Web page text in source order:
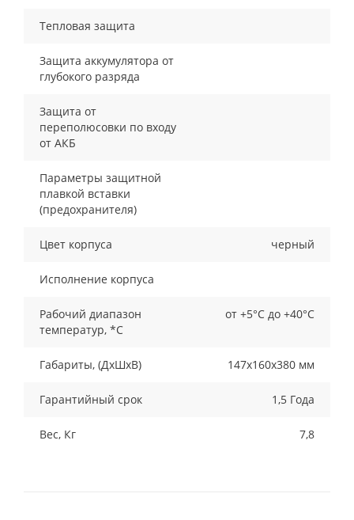
Тепловая защита
Защита аккумулятора от
глубокого разряда
Защита от
переполюсовки по входу
от АКБ
Параметры защитной
плавкой вставки
(предохранителя)
Цвет корпуса черный
Исполнение корпуса
Рабочий диапазон
температур, *С
от +5°С до +40°С
Габариты, (ДxШxВ) 147х160х380 мм
Гарантийный срок 1,5 Года
Вес, Кг 7,8